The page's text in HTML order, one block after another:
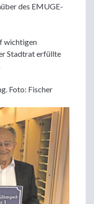
des EMUGE-
wichtigen
Stadtrat erfüllte
Foto: Fischer